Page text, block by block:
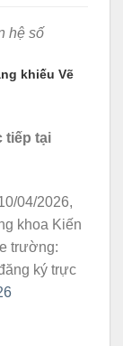
hệ số
khiếu Vẽ
tiếp tại
04/2026,
khoa Kiến
trường:
ký trực